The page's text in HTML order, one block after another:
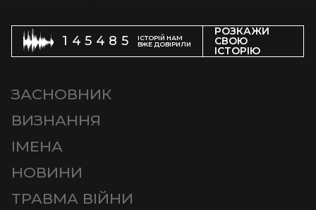
145485
ІСТОРІЙ НАМ
ВЖЕ ДОВІРИЛИ
РОЗКАЖИ
СВОЮ
ІСТОРІЮ
ЗАСНОВНИК
ВИЗНАННЯ
ІМЕНА
НОВИНИ
ТРАВМА ВІЙНИ